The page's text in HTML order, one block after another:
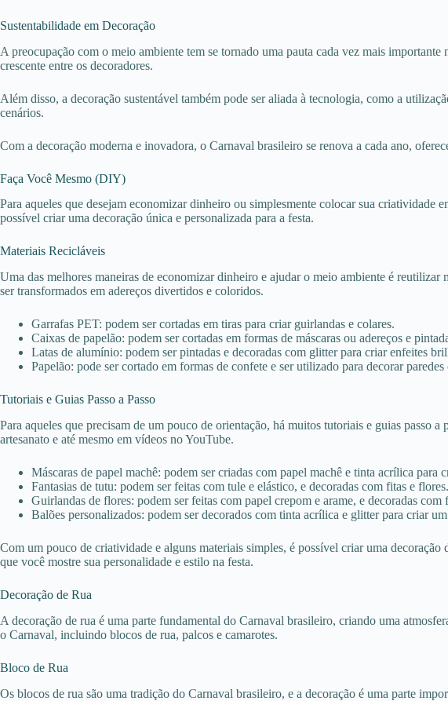
Sustentabilidade em Decoração
A preocupação com o meio ambiente tem se tornado uma pauta cada vez mais
crescente entre os decoradores.
Além disso, a decoração sustentável também pode ser aliada à tecnologia, como a
cenários.
Com a decoração moderna e inovadora, o Carnaval brasileiro se renova a cada ano,
Faça Você Mesmo (DIY)
Para aqueles que desejam economizar dinheiro ou simplesmente colocar sua
possível criar uma decoração única e personalizada para a festa.
Materiais Recicláveis
Uma das melhores maneiras de economizar dinheiro e ajudar o meio ambiente é
ser transformados em adereços divertidos e coloridos.
Garrafas PET: podem ser cortadas em tiras para criar guirlandas e colares.
Caixas de papelão: podem ser cortadas em formas de máscaras ou adereços e
Latas de alumínio: podem ser pintadas e decoradas com glitter para criar enfeites
Papelão: pode ser cortado em formas de confete e ser utilizado para decorar paredes
Tutoriais e Guias Passo a Passo
Para aqueles que precisam de um pouco de orientação, há muitos tutoriais e guias passo
artesanato e até mesmo em vídeos no YouTube.
Máscaras de papel machê: podem ser criadas com papel machê e tinta acrílica para
Fantasias de tutu: podem ser feitas com tule e elástico, e decoradas com fitas e flores.
Guirlandas de flores: podem ser feitas com papel crepom e arame, e decoradas com
Balões personalizados: podem ser decorados com tinta acrílica e glitter para criar
Com um pouco de criatividade e alguns materiais simples, é possível criar uma
que você mostre sua personalidade e estilo na festa.
Decoração de Rua
A decoração de rua é uma parte fundamental do Carnaval brasileiro, criando uma
o Carnaval, incluindo blocos de rua, palcos e camarotes.
Bloco de Rua
Os blocos de rua são uma tradição do Carnaval brasileiro, e a decoração é uma parte